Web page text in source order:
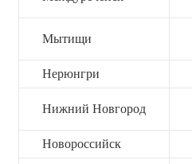
Мытищи
Нерюнгри
Нижний Новгород
Новороссийск